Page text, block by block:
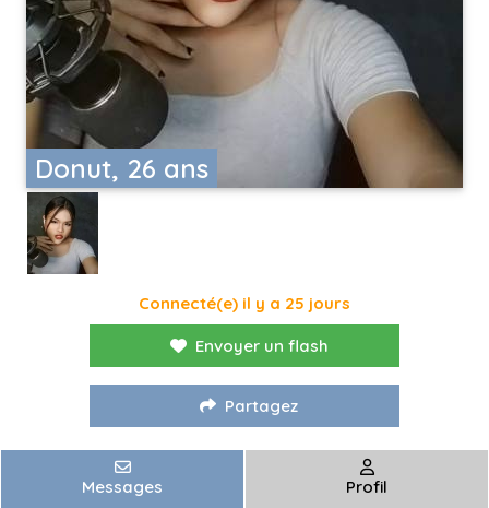
Donut, 26 ans
Connecté(e) il y a 25 jours
Envoyer un flash
Partagez
Messages Profil